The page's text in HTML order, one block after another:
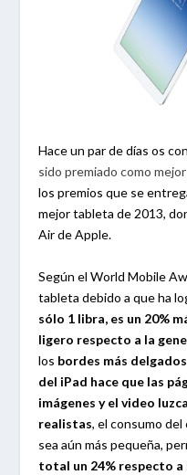
Hace un par de días os
sido premiado como
los premios que se
mejor tableta de 2013,
Air de Apple.
Según el World Mobile
tableta debido a que ha
sólo 1 libra, es un 20%
ligero respecto a la
los bordes más delgados
del iPad hace que las
imágenes y el video
realistas, el consumo
sea aún más pequeña,
total un 24% respecto